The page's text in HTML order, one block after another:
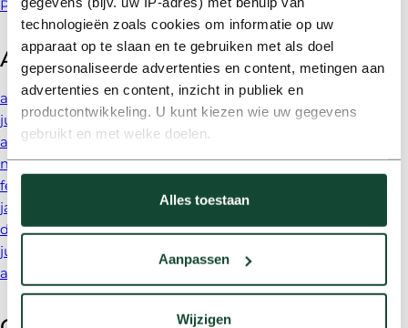
technologieën zoals cookies om informatie op uw
apparaat op te slaan en te gebruiken met als doel
gepersonaliseerde advertenties en content, metingen aan
advertenties en content, inzicht in publiek en
productontwikkeling. U kunt kiezen wie uw gegevens
gebruikt en met welke doelen.
Als u het toestaat, willen we ook graag:
Informatie verzamelen over uw geografische locatie,
die tot een paar meter nauwkeurig kan zijn
op specifieke eigenschappen (fingerprinting)
Lees meer over hoe uw persoonlijke gegevens worden
verwerkt en stel uw voorkeuren in het
Alles toestaan
Aanpassen
Wijzigen
Privacy beleid
Archieven
augustus 2026
juli 2026
april 2026
maart 2026
februari 2026
januari 2026
december 2025
juni 2025
april 2025